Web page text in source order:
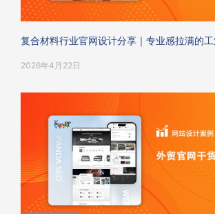
复合材料行业官网设计分享｜专业感拉满的
2026年4月22日